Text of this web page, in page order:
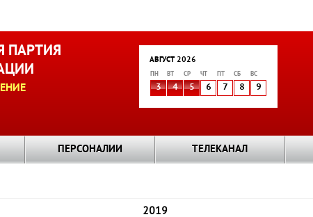
ПАРТИЯ
АВГУСТ 2026
ПН ВТ СР ЧТ СБ ВС
3 4 5 6 7 8 9
ПЕРСОНАЛИИ ТЕЛЕКАНАЛ
2019